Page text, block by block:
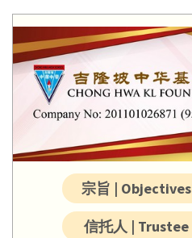
宗旨 | Objectives
信托人 | Trustee